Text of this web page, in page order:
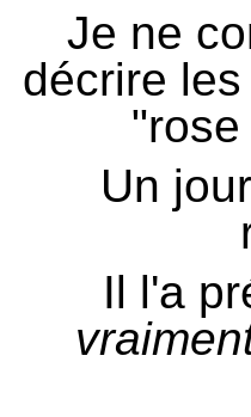
Je ne
décrire
Un
Il l'a